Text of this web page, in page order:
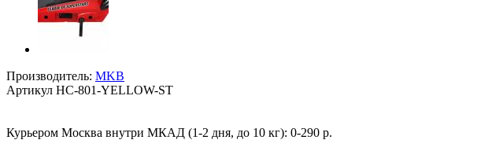
Производитель: MKB
Артикул HC-801-YELLOW-ST
Курьером Москва внутри МКАД (1-2 дня, до 10 кг): 0-290 р.